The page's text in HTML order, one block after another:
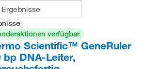
verfügbar
Scientific™ GeneRuler
bp DNA-Leiter,